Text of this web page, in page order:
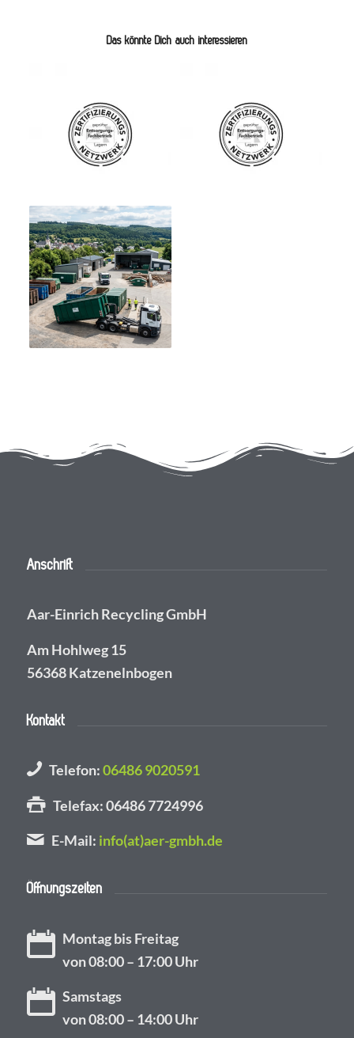
Das könnte Dich auch interessieren
Anschrift
Aar-Einrich Recycling GmbH
Am Hohlweg 15
56368 Katzenelnbogen
Kontakt
Telefon:06486 9020591
Telefax: 06486 7724996
E-Mail: info(at)aer-gmbh.de
Öffnungszeiten
Montag bis Freitag
von 08:00 – 17:00 Uhr
Samstags
von 08:00 – 14:00 Uhr